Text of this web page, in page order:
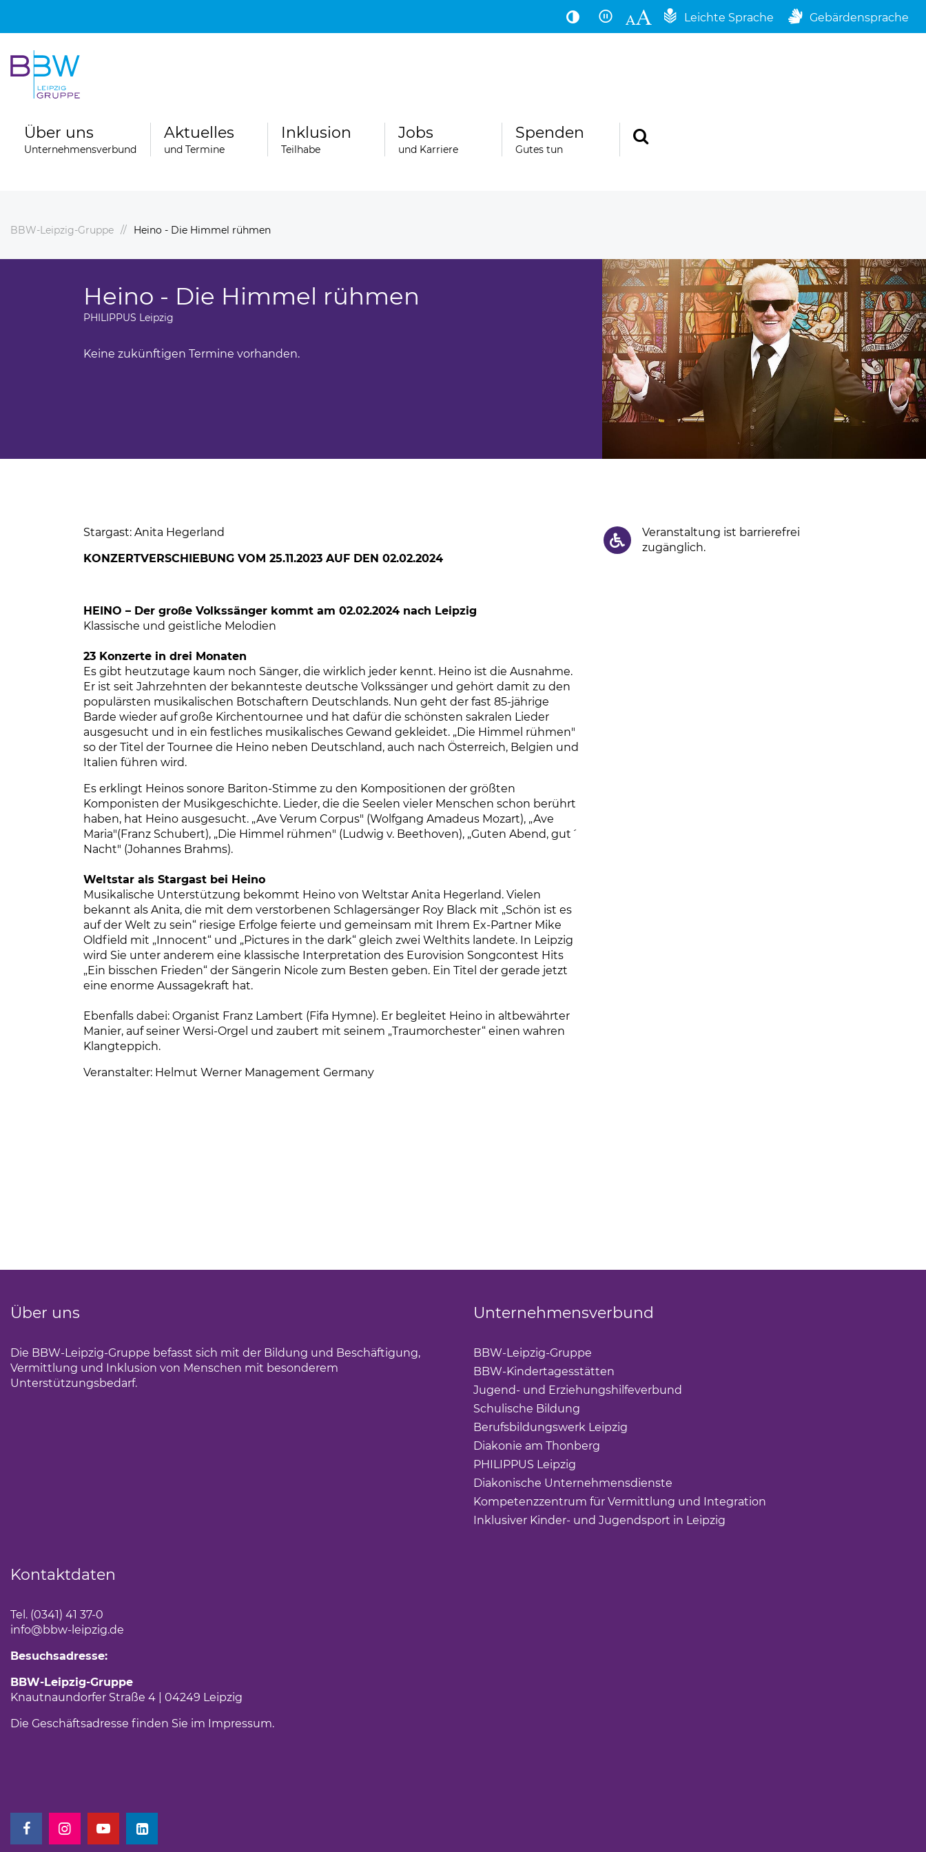
Leichte Sprache Gebärdensprache
Über uns
Unternehmensverbund
Aktuelles
und Termine
Inklusion
Teilhabe
Jobs
und Karriere
Spenden
Gutes tun
Spenden
Ferienfahrten für Menschen mit Autismus
Sportwochen der Wolfgang-Mutzeck-Schule
BBW-Leipzig-Gruppe Heino - Die Himmel rühmen
Heino - Die Himmel rühmen
PHILIPPUS Leipzig
Keine zukünftigen Termine vorhanden.
Stargast: Anita Hegerland
KONZERTVERSCHIEBUNG VOM 25.11.2023 AUF DEN 02.02.2024
HEINO – Der große Volkssänger kommt am 02.02.2024 nach Leipzig
Klassische und geistliche Melodien
23 Konzerte in drei Monaten
Es gibt heutzutage kaum noch Sänger, die wirklich jeder kennt. Heino ist die Ausnahme.
Er ist seit Jahrzehnten der bekannteste deutsche Volkssänger und gehört damit zu den
populärsten musikalischen Botschaftern Deutschlands. Nun geht der fast 85-jährige
Barde wieder auf große Kirchentournee und hat dafür die schönsten sakralen Lieder
ausgesucht und in ein festliches musikalisches Gewand gekleidet. „Die Himmel rühmen"
so der Titel der Tournee die Heino neben Deutschland, auch nach Österreich, Belgien und
Italien führen wird.
Es erklingt Heinos sonore Bariton-Stimme zu den Kompositionen der größten
Komponisten der Musikgeschichte. Lieder, die die Seelen vieler Menschen schon berührt
haben, hat Heino ausgesucht. „Ave Verum Corpus" (Wolfgang Amadeus Mozart), „Ave
Maria"(Franz Schubert), „Die Himmel rühmen" (Ludwig v. Beethoven), „Guten Abend, gut´
Nacht" (Johannes Brahms).
Weltstar als Stargast bei Heino
Musikalische Unterstützung bekommt Heino von Weltstar Anita Hegerland. Vielen
bekannt als Anita, die mit dem verstorbenen Schlagersänger Roy Black mit „Schön ist es
auf der Welt zu sein“ riesige Erfolge feierte und gemeinsam mit Ihrem Ex-Partner Mike
Oldfield mit „Innocent“ und „Pictures in the dark“ gleich zwei Welthits landete. In Leipzig
wird Sie unter anderem eine klassische Interpretation des Eurovision Songcontest Hits
„Ein bisschen Frieden“ der Sängerin Nicole zum Besten geben. Ein Titel der gerade jetzt
eine enorme Aussagekraft hat.
Ebenfalls dabei: Organist Franz Lambert (Fifa Hymne). Er begleitet Heino in altbewährter
Manier, auf seiner Wersi-Orgel und zaubert mit seinem „Traumorchester“ einen wahren
Klangteppich.
Veranstalter: Helmut Werner Management Germany
Veranstaltung ist barrierefrei
zugänglich.
Über uns
Die BBW-Leipzig-Gruppe befasst sich mit der Bildung und Beschäftigung,
Vermittlung und Inklusion von Menschen mit besonderem
Unterstützungsbedarf.
Unternehmensverbund
BBW-Leipzig-Gruppe
BBW-Kindertagesstätten
Jugend- und Erziehungshilfeverbund
Schulische Bildung
Berufsbildungswerk Leipzig
Diakonie am Thonberg
PHILIPPUS Leipzig
Diakonische Unternehmensdienste
Kompetenzzentrum für Vermittlung und Integration
Inklusiver Kinder- und Jugendsport in Leipzig
Kontaktdaten
Tel. (0341) 41 37-0
info@bbw-leipzig.de
Besuchsadresse:
BBW-Leipzig-Gruppe
Knautnaundorfer Straße 4 | 04249 Leipzig
Die Geschäftsadresse finden Sie im Impressum.
(Link öffnet einen neuen Tab)
(Link öffnet einen neuen Tab)
(Link öffnet einen neuen Tab)
(Link öffnet einen neuen Tab)